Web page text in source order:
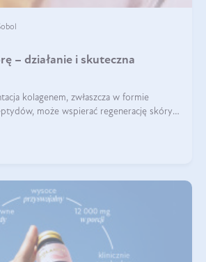
– działanie i skuteczna
kolagenem, zwłaszcza w formie
może wspierać regenerację skóry i